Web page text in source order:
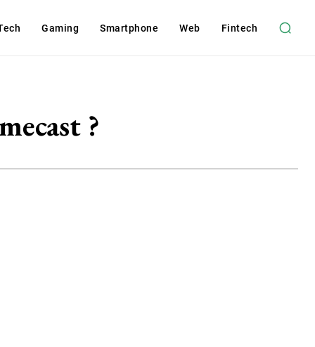
Gaming Smartphone Web Fintech
?